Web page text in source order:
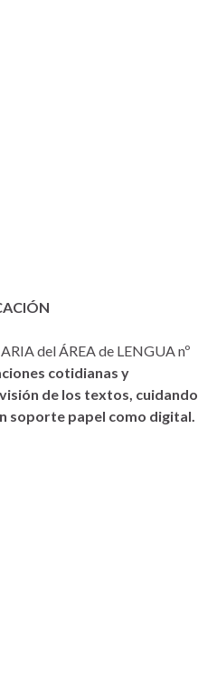
del ÁREA de LENGUA nº
cotidianas y
de los textos, cuidando
soporte papel como digital.